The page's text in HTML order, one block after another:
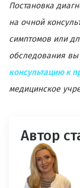
Постановка
на очной
симптомов или
обследования
консультацию к
медицинское
Автор